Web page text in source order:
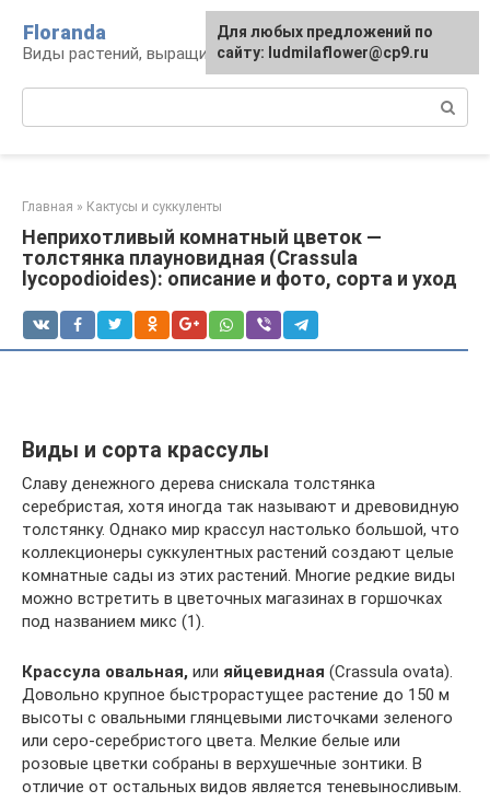
контенту
Floranda
Виды растений, выращивание и уход
Главная » Кактусы и суккуленты
Неприхотливый комнатный цветок —
толстянка плауновидная (Crassula
lycopodioides): описание и фото, сорта и уход
Виды и сорта крассулы
Славу денежного дерева снискала толстянка
серебристая, хотя иногда так называют и древовидную
толстянку. Однако мир крассул настолько большой, что
коллекционеры суккулентных растений создают целые
комнатные сады из этих растений. Многие редкие виды
можно встретить в цветочных магазинах в горшочках
под названием микс (1).
Крассула овальная, или яйцевидная (Crassula ovata).
Довольно крупное быстрорастущее растение до 150 м
высоты с овальными глянцевыми листочками зеленого
или серо-серебристого цвета. Мелкие белые или
розовые цветки собраны в верхушечные зонтики. В
отличие от остальных видов является теневыносливым.
Для любых предложений по
сайту: ludmilaflower@cp9.ru